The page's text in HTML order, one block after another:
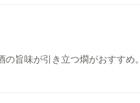
旨味が引き立つ燗がおすすめ。